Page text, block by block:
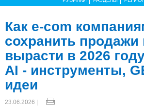
Как e-com
сохранить продажи
вырасти в 2026
AI - инструменты,
идеи
23.06.2026 |